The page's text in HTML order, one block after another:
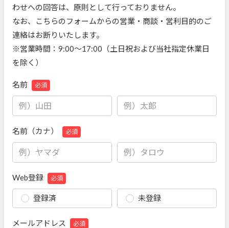
わせへの回答は、原則として行っておりません。
なお、こちらのフォームからの営業・商談・営利目的のご
連絡はお断りいたします。
※営業時間：9:00～17:00（土日祝および当社指定休業日
を除く）
名前 必須
名前（カナ） 必須
Web登録 必須
登録済 未登録
メールアドレス 必須